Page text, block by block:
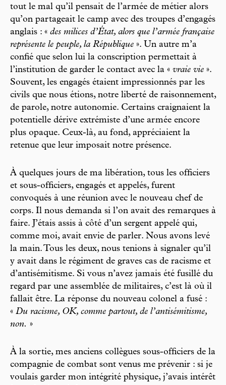
tout le mal qu’il pensait de l’armée de métier alors
qu’on partageait le camp avec des troupes d’engagés
anglais : « des milices d’État, alors que l’armée française
représente le peuple, la République ». Un autre m’a
confié que selon lui la conscription permettait à
l’institution de garder le contact avec la « vraie vie ».
Souvent, les engagés étaient impressionnés par les
civils que nous étions, notre liberté de raisonnement,
de parole, notre autonomie. Certains craignaient la
potentielle dérive extrémiste d’une armée encore
plus opaque. Ceux-là, au fond, appréciaient la
retenue que leur imposait notre présence.
À quelques jours de ma libération, tous les officiers
et sous-officiers, engagés et appelés, furent
convoqués à une réunion avec le nouveau chef de
corps. Il nous demanda si l’on avait des remarques à
faire. J’étais assis à côté d’un sergent appelé qui,
comme moi, avait envie de parler. Nous avons levé
la main. Tous les deux, nous tenions à signaler qu’il
y avait dans le régiment de graves cas de racisme et
d’antisémitisme. Si vous n’avez jamais été fusillé du
regard par une assemblée de militaires, c’est là où il
fallait être. La réponse du nouveau colonel a fusé :
« Du racisme, OK, comme partout, de l’antisémitisme,
non. »
À la sortie, mes anciens collègues sous-officiers de la
compagnie de combat sont venus me prévenir : si je
voulais garder mon intégrité physique, j’avais intérêt